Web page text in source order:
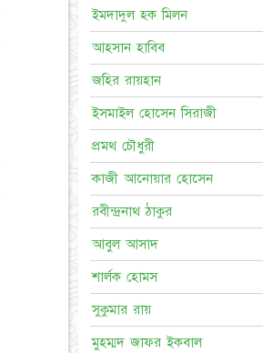
ইমদাদুল হক মিলন
আহসান হাবিব
জহির রায়হান
ইসমাইল হোসেন সিরাজী
প্রমথ চৌধুরী
কাজী আনোয়ার হোসেন
রবীন্দ্রনাথ ঠাকুর
আবুল আসাদ
শার্লক হোমস
সুকুমার রায়
মুহম্মদ জাফর ইকবাল